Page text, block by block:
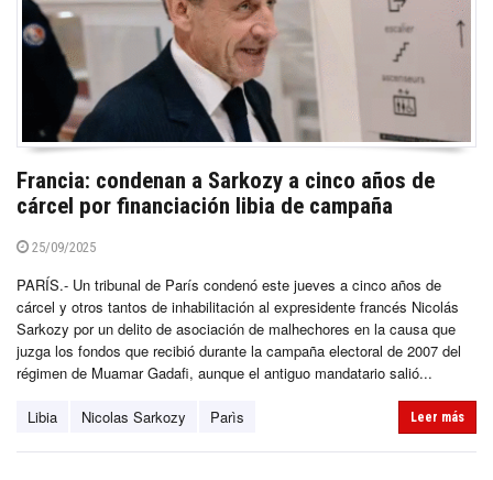
Francia: condenan a Sarkozy a cinco años de
cárcel por financiación libia de campaña
25/09/2025
PARÍS.- Un tribunal de París condenó este jueves a cinco años de
cárcel y otros tantos de inhabilitación al expresidente francés Nicolás
Sarkozy por un delito de asociación de malhechores en la causa que
juzga los fondos que recibió durante la campaña electoral de 2007 del
régimen de Muamar Gadafi, aunque el antiguo mandatario salió...
Libia Nicolas Sarkozy Parìs Leer más